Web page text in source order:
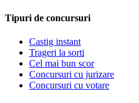
Tipuri de concursuri
Castig instant
Trageri la sorti
Cel mai bun scor
Concursuri cu jurizare
Concursuri cu votare